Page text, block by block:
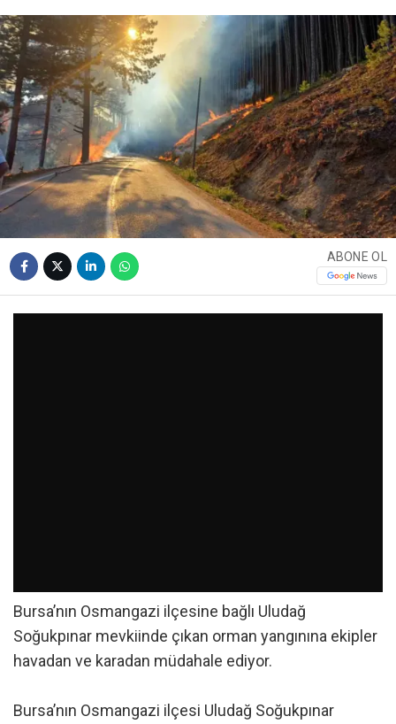
ABONE OL
Bursa’nın Osmangazi ilçesine bağlı Uludağ
Soğukpınar mevkiinde çıkan orman yangınına ekipler
havadan ve karadan müdahale ediyor.
Bursa’nın Osmangazi ilçesi Uludağ Soğukpınar